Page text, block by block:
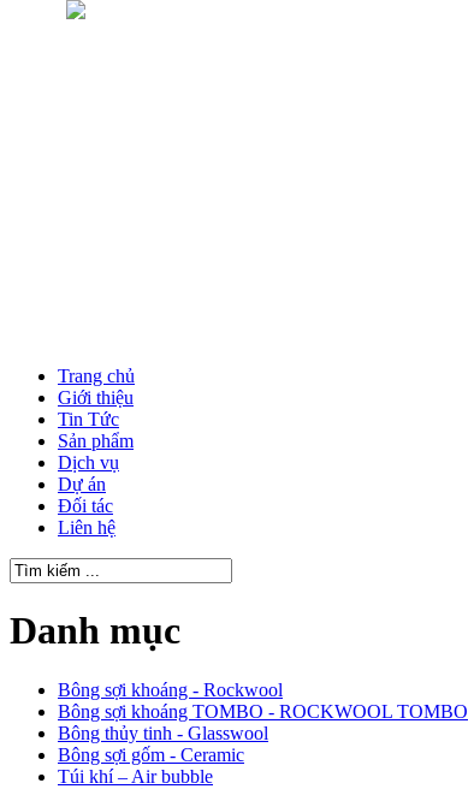
Trang chủ
Giới thiệu
Tin Tức
Sản phẩm
Dịch vụ
Dự án
Đối tác
Liên hệ
Danh mục
Bông sợi khoáng - Rockwool
Bông sợi khoáng TOMBO - ROCKWOOL TOMBO
Bông thủy tinh - Glasswool
Bông sợi gốm - Ceramic
Túi khí – Air bubble